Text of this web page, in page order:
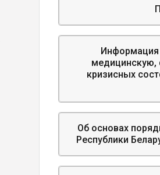
медицинскую,
кризисных
Об основах
Республики